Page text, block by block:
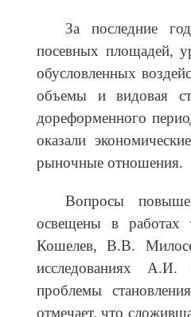
За последние
посевных площадей,
обусловленных
объемы и видовая
дореформенного
оказали
рыночные отношения.
Вопросы
освещены в
Кошелев, В.В.
исследованиях А.И.
проблемы
отмечает, что